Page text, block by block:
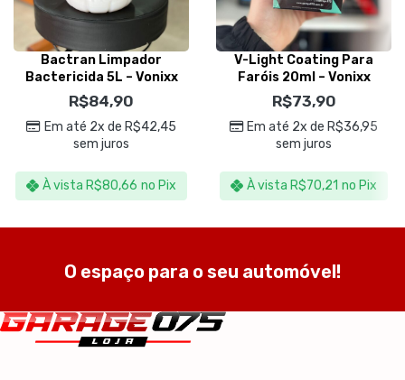
Bactran Limpador
Bactericida 5L – Vonixx
R$84,90
Em até 2x de R$42,45
sem juros
À vista R$80,66 no Pix
V-Light Coating Para
Faróis 20ml – Vonixx
R$73,90
Em até 2x de R$36,95
sem juros
À vista R$70,21 no Pix
O espaço para o seu automóvel!